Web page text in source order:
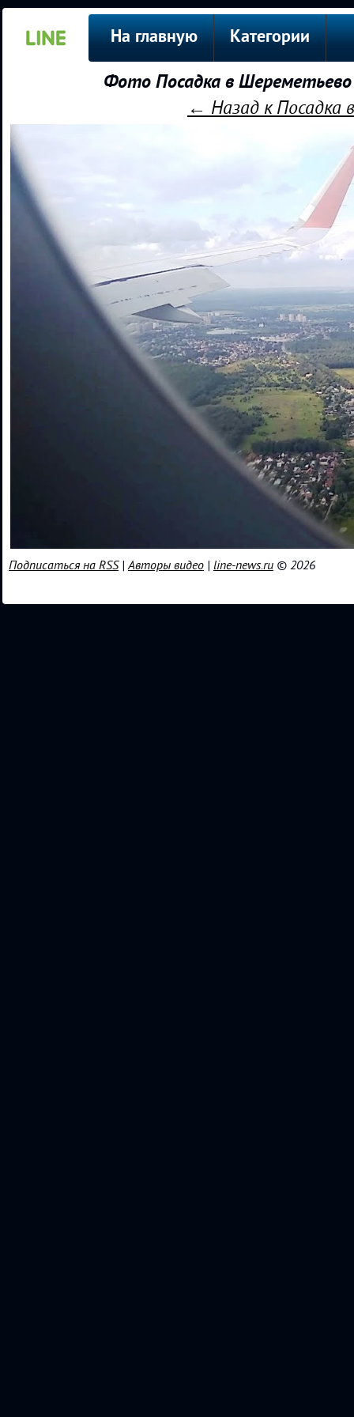
На главную Категории
Фото Посадка в
← Назад к Посадка
Подписаться на RSS|Авторы видео | line-news.ru © 2026